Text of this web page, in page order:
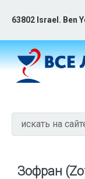
63802 Israel. Ben
Зофран